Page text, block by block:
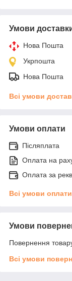
Умови
Нова Пошта
Укрпошта
Нова Пошта
Всі умови
Умови оплати
Післяплата
Оплата на
Оплата за
Всі умови оплати
Умови
Повернення
Всі умови